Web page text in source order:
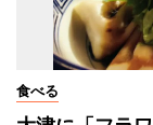
食べる